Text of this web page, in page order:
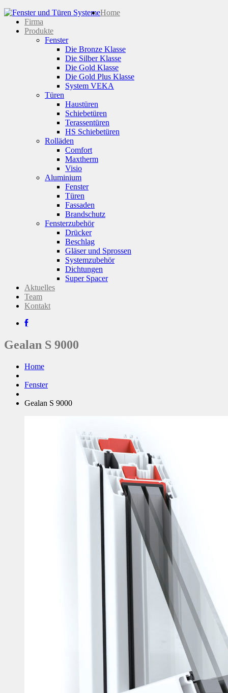
Home
Firma
Produkte
Fenster
Die Bronze Klasse
Die Silber Klasse
Die Gold Klasse
Die Gold Plus Klasse
System VEKA
Türen
Haustüren
Schiebetüren
Terassentüren
HS Schiebetüren
Rolläden
Comfort
Maxtherm
Visio
Aluminium
Fenster
Türen
Fassaden
Brandschutz
Fensterzubehör
Drücker
Beschlag
Gläser und Sprossen
Systemzubehör
Dichtungen
Super Spacer
Aktuelles
Team
Kontakt
Gealan S 9000
Home
Fenster
Gealan S 9000